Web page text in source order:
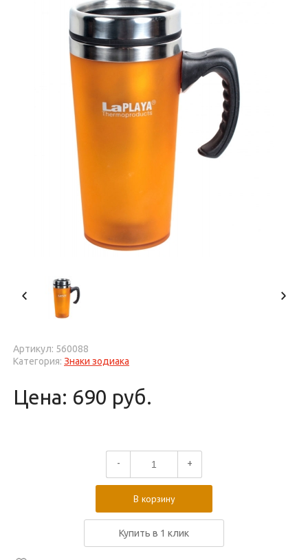
Артикул: 560088
Категория: Знаки зодиака
Цена: 690 руб.
- +
В корзину
Купить в 1 клик